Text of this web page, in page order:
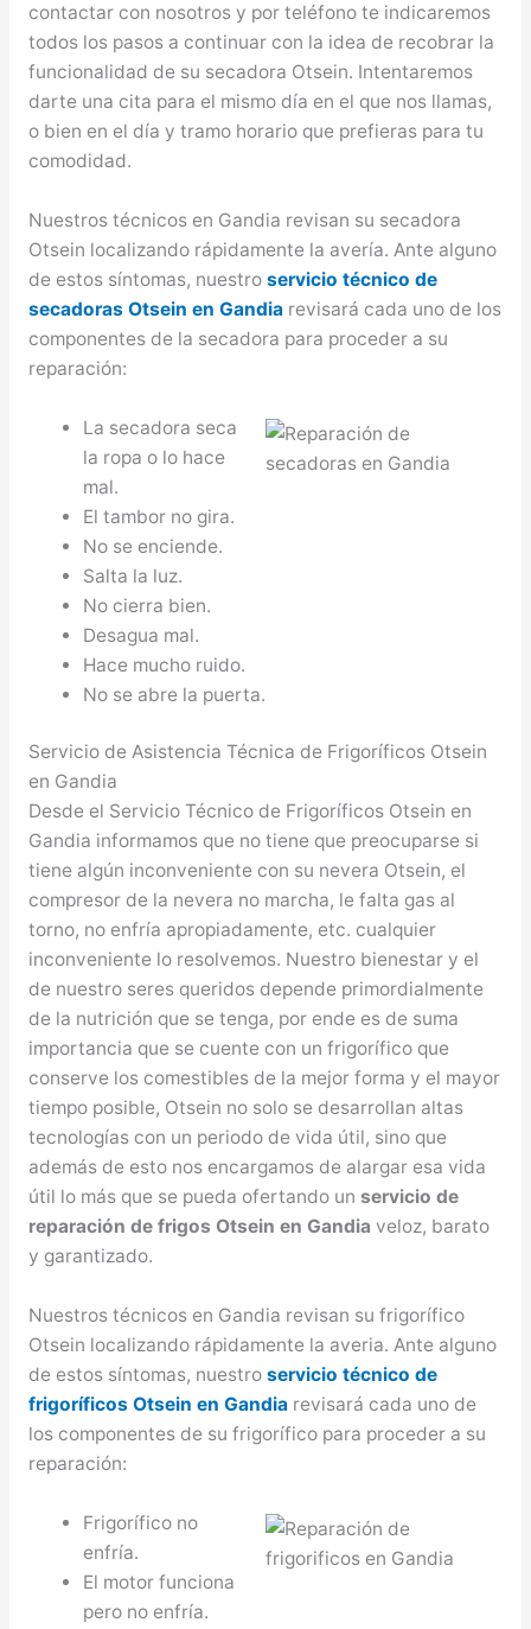
contactar con nosotros y por teléfono te indicaremos
todos los pasos a continuar con la idea de recobrar la
funcionalidad de su secadora Otsein. Intentaremos
darte una cita para el mismo día en el que nos llamas,
o bien en el día y tramo horario que prefieras para tu
comodidad.
Nuestros técnicos en Gandia revisan su secadora
Otsein localizando rápidamente la avería. Ante alguno
de estos síntomas, nuestro servicio técnico de
secadoras Otsein en Gandiarevisará cada uno de los
componentes de la secadora para proceder a su
reparación:
La secadora seca
la ropa o lo hace
mal.
El tambor no gira.
No se enciende.
Salta la luz.
No cierra bien.
Desagua mal.
Hace mucho ruido.
No se abre la puerta.
Servicio de Asistencia Técnica de Frigoríficos Otsein
en Gandia
Desde el Servicio Técnico de Frigoríficos Otsein en
Gandia informamos que no tiene que preocuparse si
tiene algún inconveniente con su nevera Otsein, el
compresor de la nevera no marcha, le falta gas al
torno, no enfría apropiadamente, etc. cualquier
inconveniente lo resolvemos. Nuestro bienestar y el
de nuestro seres queridos depende primordialmente
de la nutrición que se tenga, por ende es de suma
importancia que se cuente con un frigorífico que
conserve los comestibles de la mejor forma y el mayor
tiempo posible, Otsein no solo se desarrollan altas
tecnologías con un periodo de vida útil, sino que
además de esto nos encargamos de alargar esa vida
útil lo más que se pueda ofertando un servicio de
reparación de frigos Otsein en Gandia veloz, barato
y garantizado.
Nuestros técnicos en Gandia revisan su frigorífico
Otsein localizando rápidamente la averia. Ante alguno
de estos síntomas, nuestro servicio técnico de
frigoríficos Otsein en Gandiarevisará cada uno de
los componentes de su frigorífico para proceder a su
reparación:
Frigorífico no
enfría.
El motor funciona
pero no enfría.